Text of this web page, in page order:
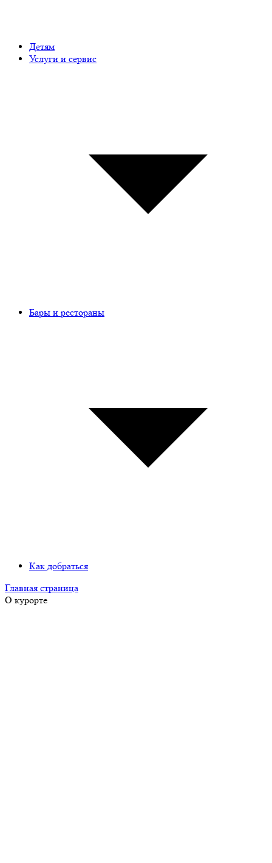
Детям
Услуги и сервис
Бары и рестораны
Как добраться
Главная страница
О курорте